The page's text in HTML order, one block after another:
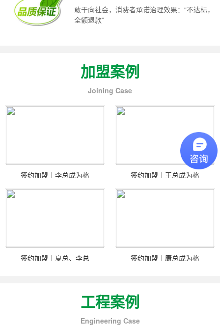
敢于向社会，消费者承诺治理效果：“不达标，
全额退款”
加盟案例
Joining Case
签约加盟｜李总成为格 签约加盟｜王总成为格
签约加盟｜夏总、李总 签约加盟｜康总成为格
工程案例
Engineering Case